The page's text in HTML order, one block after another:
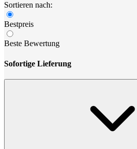
Sortieren nach:
Bestpreis
Beste Bewertung
Sofortige Lieferung